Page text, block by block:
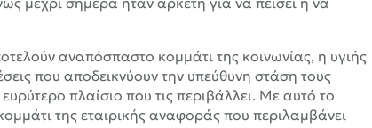
αναπόσπαστο κομμάτι της κοινωνίας, η υγιής
που αποδεικνύουν την υπεύθυνη στάση τους
πλαίσιο που τις περιβάλλει. Με αυτό το
της εταιρικής αναφοράς που περιλαμβάνει